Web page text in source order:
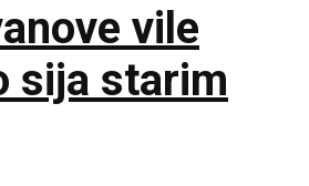
vile
sija starim